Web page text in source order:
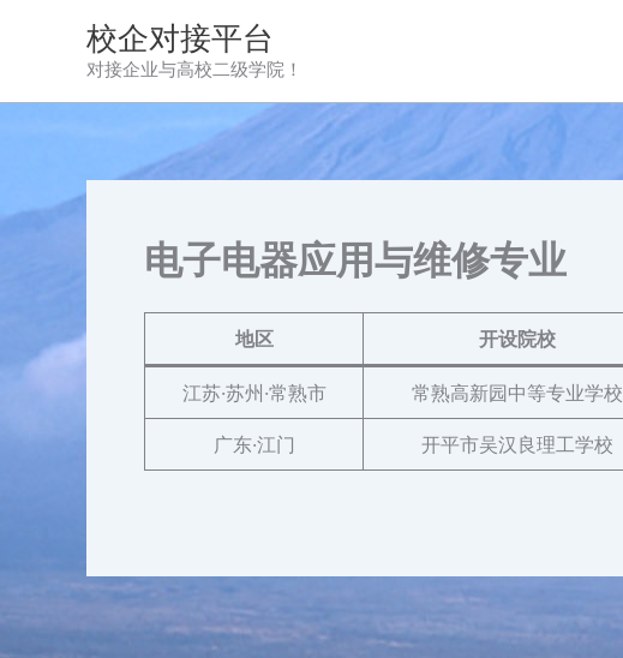
容
校企对接平台
对接企业与高校二级学院！
电子电器应用与维修专业
地区 开设院校
江苏·苏州·常熟市 常熟高新园中等专业学校
广东·江门 开平市吴汉良理工学校